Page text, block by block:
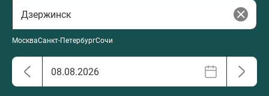
МоскваСанкт-ПетербургСочи